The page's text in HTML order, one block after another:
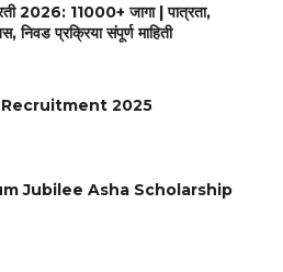
2026: 11000+ जागा | पात्रता,
निवड प्रक्रिया संपूर्ण माहिती
Recruitment 2025
Jubilee Asha Scholarship